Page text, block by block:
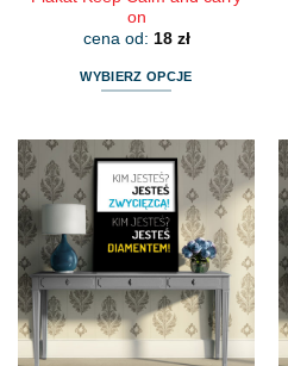
on
cena od: 18 zł
WYBIERZ OPCJE
ma
wiele
wariantów.
Opcje
można
wybrać
na
stronie
produktu